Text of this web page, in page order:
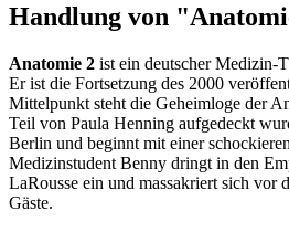
Handlung von
Anatomie 2 ist ein deutscher Medizin-
Er ist die Fortsetzung des 2000
Mittelpunkt steht die Geheimloge der
Teil von Paula Henning aufgedeckt
Berlin und beginnt mit einer
Medizinstudent Benny dringt in den
LaRousse ein und massakriert sich vor
Gäste.